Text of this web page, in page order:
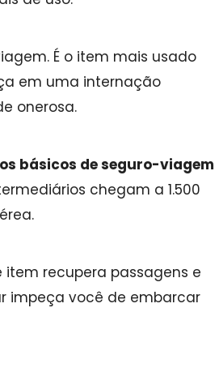
É o item mais usado
em uma internação
onerosa.
básicos de seguro-viagem
chegam a 1.500
recupera passagens e
impeça você de embarcar